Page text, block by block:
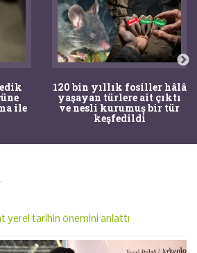
ile
120 bin yıllık fosiller hâlâ
yaşayan türlere ait çıktı
ve nesli kurumuş bir tür
keşfedildi
yerel tarihin önemini anlattı